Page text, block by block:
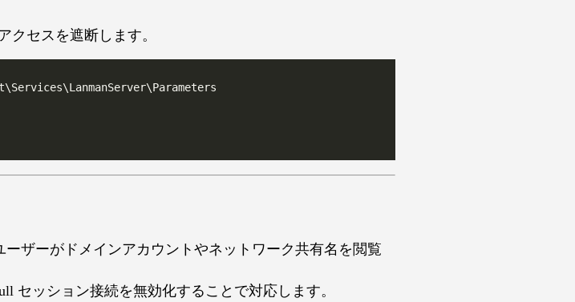
クセスを遮断します。
ザーがドメインアカウントやネットワーク共有名を閲覧
セッション接続を無効化することで対応します。